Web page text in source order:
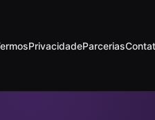
PrivacidadeParcerias